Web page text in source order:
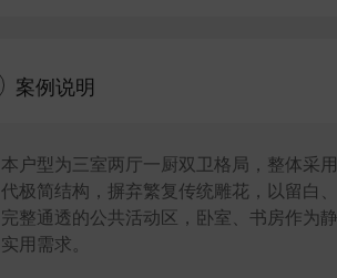
案例说明
本户型为三室两厅一厨双卫格局，整体采
代极简结构，摒弃繁复传统雕花，以留白
完整通透的公共活动区，卧室、书房作为
实用需求。